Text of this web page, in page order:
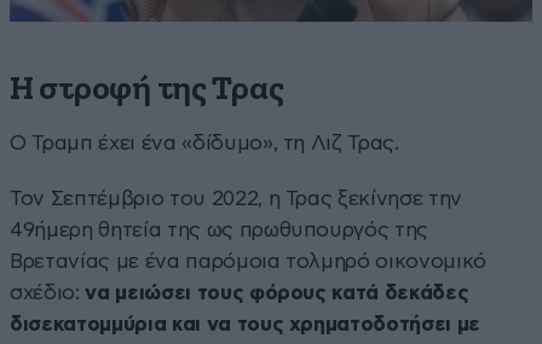
Η στροφή της Τρας
Ο Τραμπ έχει ένα «δίδυμο», τη Λιζ Τρας.
Τον Σεπτέμβριο του 2022, η Τρας ξεκίνησε την
49ήμερη θητεία της ως πρωθυπουργός της
Βρετανίας με ένα παρόμοια τολμηρό οικονομικό
σχέδιο:να μειώσει τους φόρους κατά δεκάδες
δισεκατομμύρια και να τους χρηματοδοτήσει με